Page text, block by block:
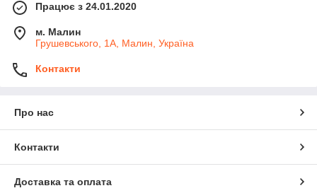
Працює з 24.01.2020
м. Малин
Грушевського, 1А, Малин, Україна
Контакти
Про нас
Контакти
Доставка та оплата